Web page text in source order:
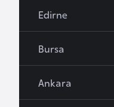
Edirne
Bursa
Ankara
z
r
b
a
y